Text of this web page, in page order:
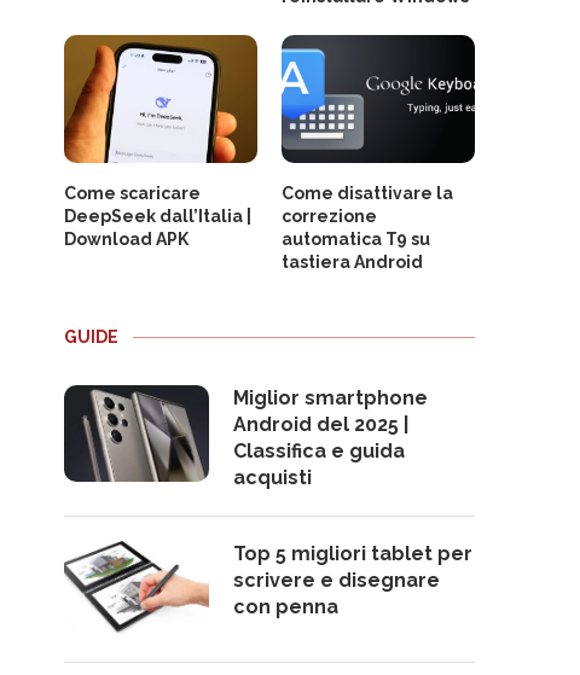
Come scaricare
DeepSeek dall’Italia |
Download APK
Come disattivare la
correzione
automatica T9 su
tastiera Android
GUIDE
Miglior smartphone
Android del 2025 |
Classifica e guida
acquisti
Top 5 migliori tablet per
scrivere e disegnare
con penna